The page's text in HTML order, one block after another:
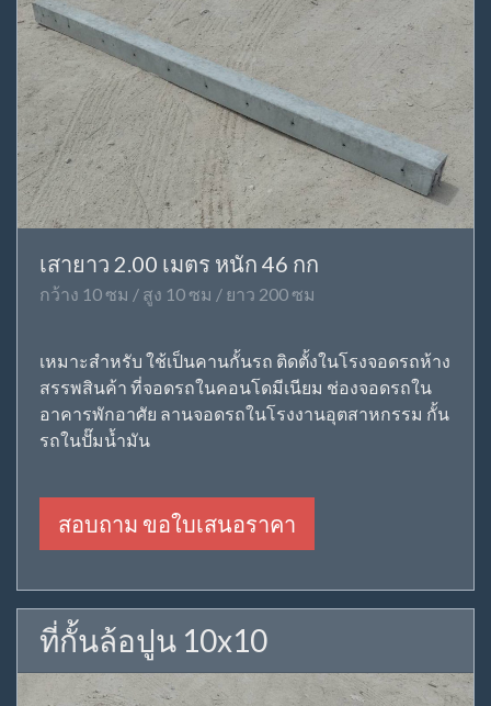
เสายาว 2.00 เมตร หนัก 46 กก
กว้าง 10 ซม / สูง 10 ซม / ยาว 200 ซม
เหมาะสำหรับ ใช้เป็นคานกั้นรถ ติดตั้งในโรงจอดรถห้าง
สรรพสินค้า ที่จอดรถในคอนโดมีเนียม ช่องจอดรถใน
อาคารพักอาศัย ลานจอดรถในโรงงานอุตสาหกรรม กั้น
รถในปั๊มน้ำมัน
สอบถาม ขอใบเสนอราคา
ที่กั้นล้อปูน 10x10